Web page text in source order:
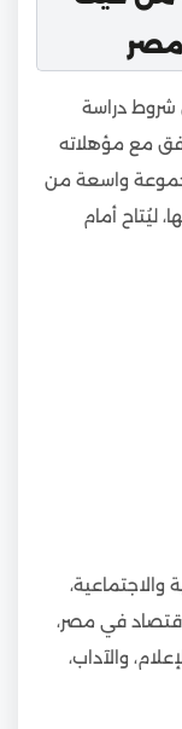
مصر
شروط دراسة
مع مؤهلاته
واسعة من
ليُتاح أمام
والاجتماعية،
في مصر،
والآداب،